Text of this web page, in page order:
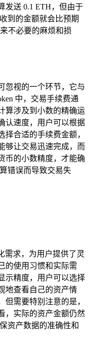
发送 0.1 ETH，但由于
到的金额就会比预期
不必要的麻烦和损
忽视的一个环节，它与
中，交易手续费通
算涉及到小数的精确运
认速度，用户可以根据
择合适的手续费金额，
够让交易迅速完成，而
币的小数精度，才能确
错误而导致交易失
需求，为用户提供了灵
的使用习惯和实际需
示精度，用户可以选择
地查看自己的资产情
需要特别注意的是，
，实际的资产金额仍然
资产数据的准确性和